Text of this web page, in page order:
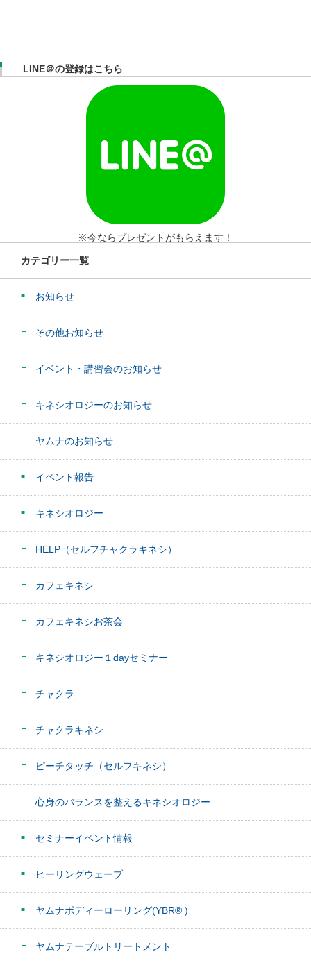
LINE＠の登録はこちら
※今ならプレゼントがもらえます！
カテゴリー一覧
お知らせ
その他お知らせ
イベント・講習会のお知らせ
キネシオロジーのお知らせ
ヤムナのお知らせ
イベント報告
キネシオロジー
HELP（セルフチャクラキネシ）
カフェキネシ
カフェキネシお茶会
キネシオロジー１dayセミナー
チャクラ
チャクラキネシ
ピーチタッチ（セルフキネシ）
心身のバランスを整えるキネシオロジー
セミナーイベント情報
ヒーリングウェーブ
ヤムナボディーローリング(YBR® )
ヤムナテーブルトリートメント